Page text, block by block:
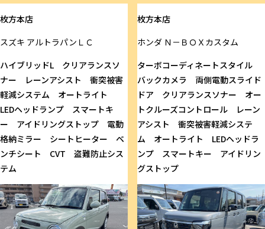
枚方本店
スズキ アルトラパンＬＣ
ハイブリッドL クリアランスソ
ナー レーンアシスト 衝突被害
軽減システム オートライト
LEDヘッドランプ スマートキ
ー アイドリングストップ 電動
格納ミラー シートヒーター ベ
ンチシート CVT 盗難防止シス
テム
枚方本店
ホンダＮ－ＢＯＸカスタム
ターボコーディネートスタイル
バックカメラ 両側電動スライド
ドア クリアランスソナー オー
トクルーズコントロール レーン
アシスト 衝突被害軽減システ
ム オートライト LEDヘッドラ
ンプ スマートキー アイドリン
グストップ